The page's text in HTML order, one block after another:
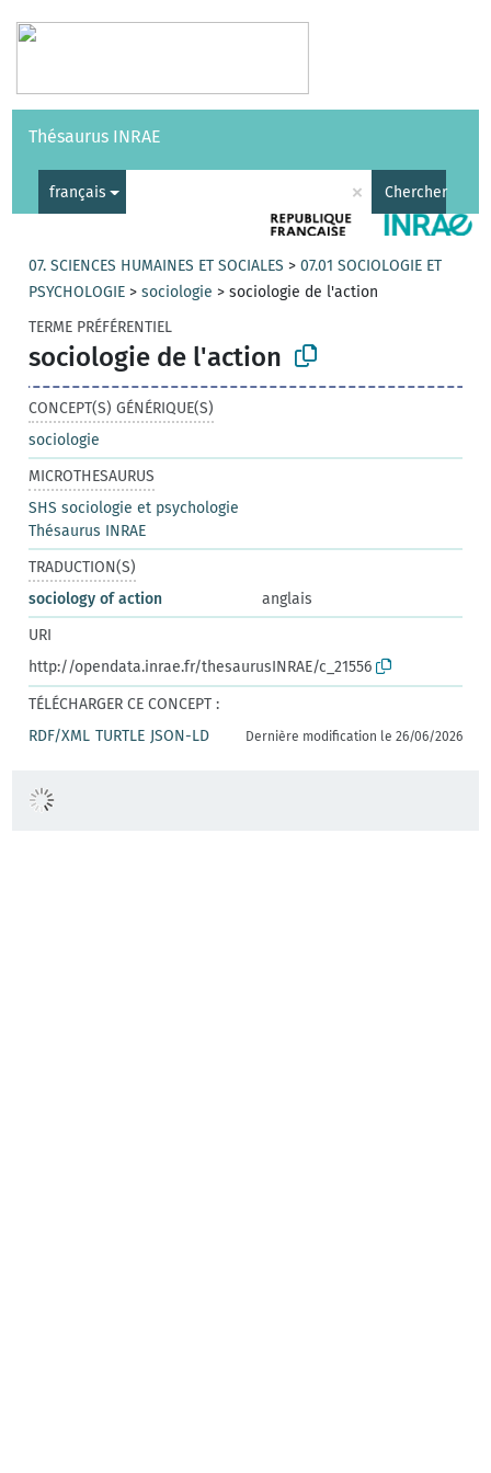
Vocabulaires API
Thésaurus INRAE
français × Chercher
07. SCIENCES HUMAINES ET SOCIALES >07.01 SOCIOLOGIE ET
PSYCHOLOGIE >sociologie >sociologie de l'action
TERME PRÉFÉRENTIEL
sociologie de l'action
CONCEPT(S) GÉNÉRIQUE(S)
sociologie
MICROTHESAURUS
SHS sociologie et psychologie
Thésaurus INRAE
TRADUCTION(S)
sociology of action
anglais
URI
http://opendata.inrae.fr/thesaurusINRAE/c_21556
TÉLÉCHARGER CE CONCEPT :
RDF/XML TURTLE JSON-LD Dernière modification le 26/06/2026